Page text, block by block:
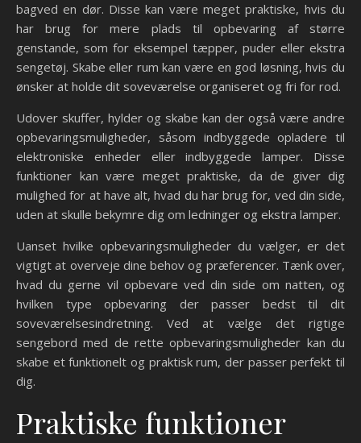
bagved en dør. Disse kan være meget praktiske, hvis du
har brug for mere plads til opbevaring af større
genstande, som for eksempel tæpper, puder eller ekstra
sengetøj. Skabe eller rum kan være en god løsning, hvis du
ønsker at holde dit soveværelse organiseret og fri for rod.
Udover skuffer, hylder og skabe kan der også være andre
opbevaringsmuligheder, såsom indbyggede opladere til
elektroniske enheder eller indbyggede lamper. Disse
funktioner kan være meget praktiske, da de giver dig
mulighed for at have alt, hvad du har brug for, ved din side,
uden at skulle bekymre dig om ledninger og ekstra lamper.
Uanset hvilke opbevaringsmuligheder du vælger, er det
vigtigt at overveje dine behov og præferencer. Tænk over,
hvad du gerne vil opbevare ved din side om natten, og
hvilken type opbevaring der passer bedst til dit
soveværelsesindretning. Ved at vælge det rigtige
sengebord med de rette opbevaringsmuligheder kan du
skabe et funktionelt og praktisk rum, der passer perfekt til
dig.
Praktiske funktioner